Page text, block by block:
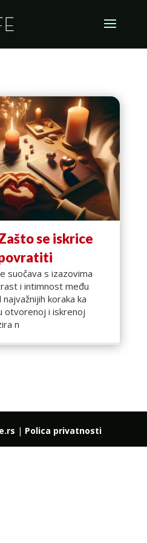
se iskrice
suočava s izazovima
i intimnost među
koraka ka
otvorenoj i iskrenoj
n
| Polica privatnosti